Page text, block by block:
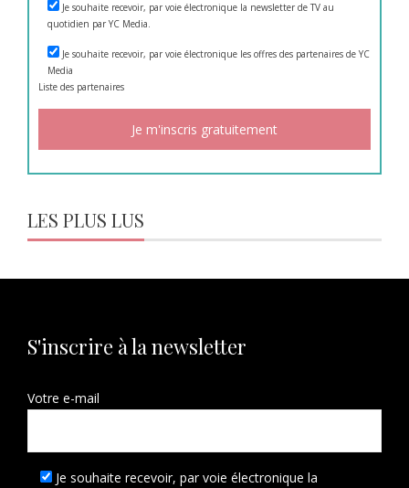
Je souhaite recevoir, par voie électronique la newsletter de TV au
quotidien par YC Media.
Je souhaite recevoir, par voie électronique les offres des partenaires de YC
Media
Liste des partenaires
LES PLUS LUS
S'inscrire à la newsletter
Votre e-mail
Je souhaite recevoir, par voie électronique la